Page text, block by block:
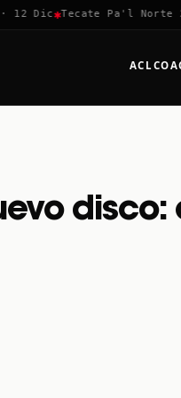
Dic✱Tecate Pa'l Norte
ACL